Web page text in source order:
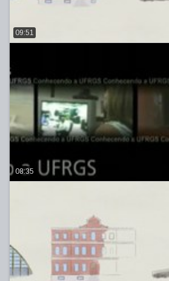
09:51
08:35